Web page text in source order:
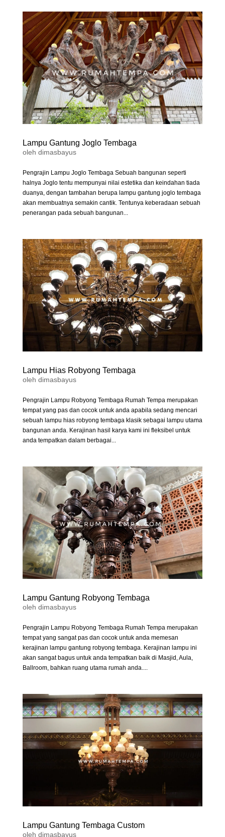
Lampu Gantung Joglo Tembaga
oleh dimasbayus
Pengrajin Lampu Joglo Tembaga Sebuah bangunan seperti
halnya Joglo tentu mempunyai nilai estetika dan keindahan tiada
duanya, dengan tambahan berupa lampu gantung joglo tembaga
akan membuatnya semakin cantik. Tentunya keberadaan sebuah
penerangan pada sebuah bangunan...
Lampu Hias Robyong Tembaga
oleh dimasbayus
Pengrajin Lampu Robyong Tembaga Rumah Tempa merupakan
tempat yang pas dan cocok untuk anda apabila sedang mencari
sebuah lampu hias robyong tembaga klasik sebagai lampu utama
bangunan anda. Kerajinan hasil karya kami ini fleksibel untuk
anda tempatkan dalam berbagai...
Lampu Gantung Robyong Tembaga
oleh dimasbayus
Pengrajin Lampu Robyong Tembaga Rumah Tempa merupakan
tempat yang sangat pas dan cocok untuk anda memesan
kerajinan lampu gantung robyong tembaga. Kerajinan lampu ini
akan sangat bagus untuk anda tempatkan baik di Masjid, Aula,
Ballroom, bahkan ruang utama rumah anda....
Lampu Gantung Tembaga Custom
oleh dimasbayus